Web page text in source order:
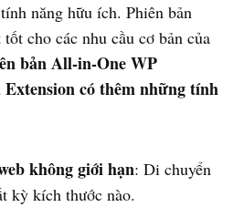
năng hữu ích. Phiên bản
cho các nhu cầu cơ bản của
bản All-in-One WP
có thêm những tính
không giới hạn: Di chuyển
kỳ kích thước nào.